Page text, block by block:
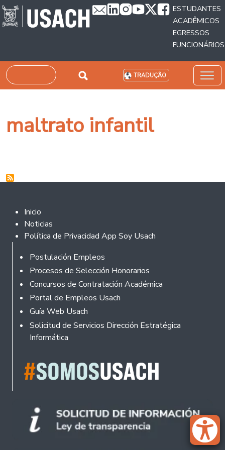
Passar para o conteúdo principal
ESTUDANTES
ACADÊMICOS
EGRESSOS
FUNCIONÁRIOS
Pesquisar TRADUÇÃO
maltrato infantil
Footer 2
Inicio
Noticias
Política de Privacidad App Soy Usach
Rodapé
Postulación Empleos
Procesos de Selección Honorarios
Concursos de Contratación Académica
Portal de Empleos Usach
Guía Web Usach
Solicitud de Servicios Dirección Estratégica
Informática